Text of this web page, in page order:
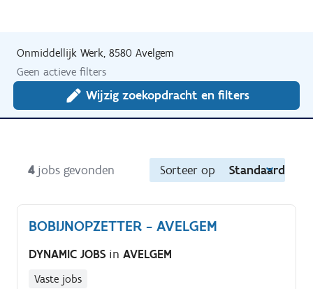
Onmiddellijk Werk, 8580 Avelgem
Geen actieve filters
Wijzig zoekopdracht en filters
4 jobs gevonden Sorteer op Standaard
BOBIJNOPZETTER - AVELGEM
DYNAMIC JOBS in AVELGEM
Vaste jobs